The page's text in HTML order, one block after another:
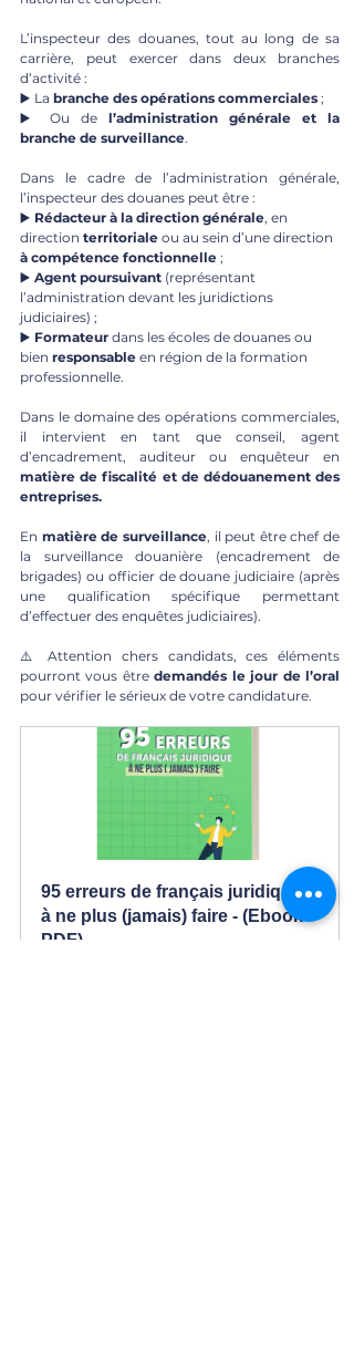
L’inspecteur des douanes, tout au long de sa
carrière, peut exercer dans deux branches
d’activité :
▶️ La branche des opérations commerciales ;
▶️ Ou de l’administration générale et la
branche de surveillance.
Dans le cadre de l’administration générale,
l’inspecteur des douanes peut être :
▶️ Rédacteur à la direction générale, en
direction territoriale ou au sein d’une direction
à compétence fonctionnelle ;
▶️ Agent poursuivant (représentant
l’administration devant les juridictions
judiciaires) ;
▶️ Formateur dans les écoles de douanes ou
bien responsable en région de la formation
professionnelle.
Dans le domaine des opérations commerciales,
il intervient en tant que conseil, agent
matière de fiscalité et de dédouanement des
entreprises.
En matière de surveillance, il peut être chef de
la surveillance douanière (encadrement de
brigades) ou officier de douane judiciaire (après
une qualification spécifique permettant
d’effectuer des enquêtes judiciaires).
⚠️ Attention chers candidats, ces éléments
pourront vous être demandés le jour de l’oral
pour vérifier le sérieux de votre candidature.
95 erreurs de français juridique
à ne plus (jamais) faire - (Ebook
PDF)